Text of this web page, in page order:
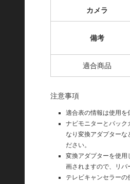
カメラ
備考
適合商品
注意事項
適合表の情報は使用を
ナビモニターとバック
なり変換アダプターな
ださい。
変換アダプターを使用
画されますので、リバ
テレビキャンセラー